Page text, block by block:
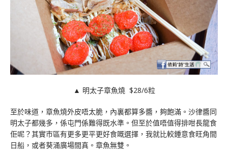
▲ 明太子章魚燒 $28/6粒
至於味道，章魚燒外皮唔太脆，內裏都算多醬，夠飽滿。沙律醬同
明太子都幾多，係屯門係難得既水準。但至於值唔值得排咁長龍食
佢呢？其實市區有更多更平更好食嘅選擇，我就比較鍾意食旺角間
日船，或者葵涌廣場間真。章魚無雙。